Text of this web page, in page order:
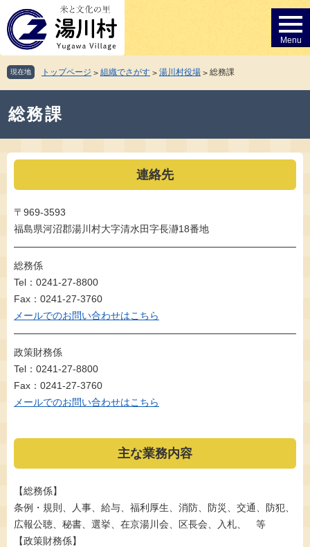
ー
ジ
先
頭
す。
ニ
ュ
を
飛
し
て
本
文
現在地 トップページ > 組織でさがす > 湯川村役場 > 総務課
文総務課
連絡先
〒969-3593
福島県河沼郡湯川村大字清水田字長瀞18番地
総務係
Tel：0241-27-8800
Fax：0241-27-3760
メールでのお問い合わせはこちら
政策財務係
Tel：0241-27-8800
Fax：0241-27-3760
メールでのお問い合わせはこちら
主な業務内容
【総務係】
条例・規則、人事、給与、福利厚生、消防、防災、交通、防犯、
広報公聴、秘書、選挙、在京湯川会、区長会、入札、 等
【政策財務係】